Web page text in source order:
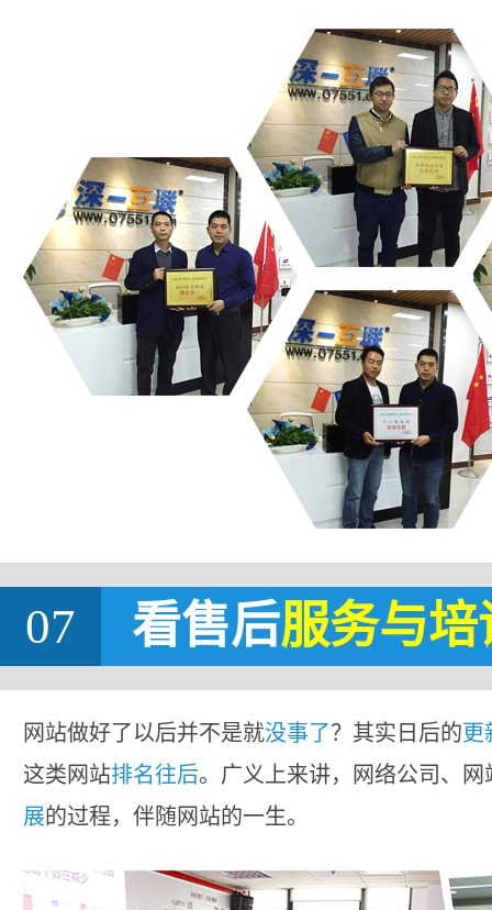
07 看售后服务与培
网站做好了以后并不是就没事了？其实日后的更
这类网站排名往后。广义上来讲，网络公司、
展的过程，伴随网站的一生。